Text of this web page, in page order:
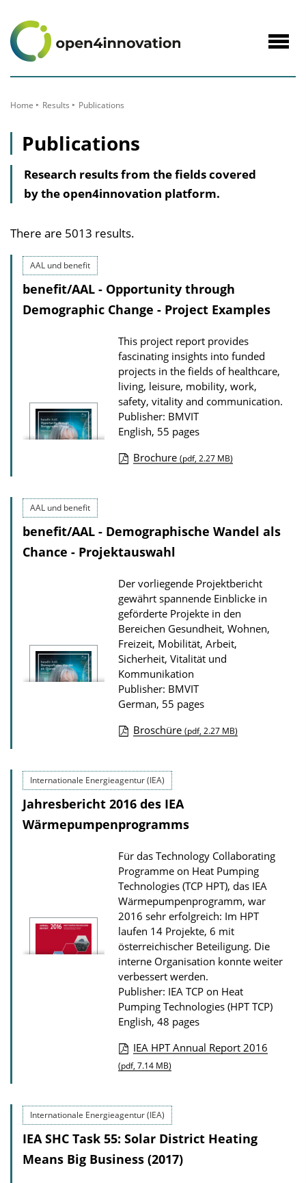
Content
Home Results Publications
Publications
Research results from the fields covered
by the open4innovation platform.
There are 5013 results.
AAL und benefit
benefit/AAL - Opportunity through
Demographic Change - Project Examples
This project report provides
fascinating insights into funded
projects in the fields of healthcare,
living, leisure, mobility, work,
safety, vitality and communication.
Publisher: BMVIT
English, 55 pages
l
i
a
t
i
o
n
D
o
w
o
a
d
Brochure (pdf, 2.27 MB)
AAL und benefit
benefit/AAL - Demographische Wandel als
Chance - Projektauswahl
Der vorliegende Projektbericht
gewährt spannende Einblicke in
geförderte Projekte in den
Bereichen Gesundheit, Wohnen,
Freizeit, Mobilität, Arbeit,
Sicherheit, Vitalität und
Kommunikation
Publisher: BMVIT
German, 55 pages
b
l
i
a
t
i
o
n
D
o
w
n
o
a
s
Broschüre (pdf, 2.27 MB)
Internationale Energieagentur (IEA)
Jahresbericht 2016 des IEA
Wärmepumpen­programms
Für das Technology Collaborating
Programme on Heat Pumping
Technologies (TCP HPT), das IEA
Wärmepumpenprogramm, war
2016 sehr erfolgreich: Im HPT
laufen 14 Projekte, 6 mit
österreichischer Beteiligung. Die
interne Organisation konnte weiter
verbessert werden.
Publisher: IEA TCP on Heat
Pumping Technologies (HPT TCP)
English, 48 pages
P
b
l
i
c
IEA HPT Annual Report 2016
(pdf, 7.14 MB)
Internationale Energieagentur (IEA)
IEA SHC Task 55: Solar District Heating
Means Big Business (2017)